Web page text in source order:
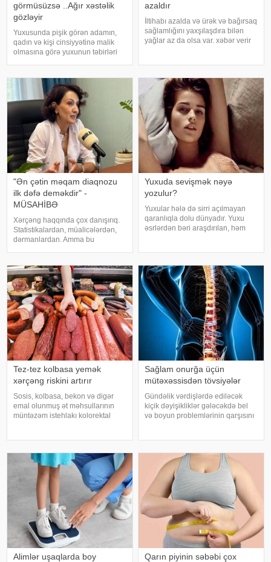
görmüsüzsə ..Ağır xəstəlik
gözləyir
Yuxusunda pişik görən adamın,
qadın və kişi cinsiyyətinə malik
olmasına görə yuxunun təbirləri
həyatında diqqətsiz bir şəxsiyyətə
sahib olduğu, ətrafındak
azaldır
İltihabı azalda və ürək və bağırsaq
sağlamlığını yaxşılaşdıra bilən
yağlar az da olsa var. xəbər verir
preslənmiş kətan toxumlarında
"Ən çətin məqam diaqnozu
ilk dəfə deməkdir" -
MÜSAHİBƏ
Xərçəng haqqında çox danışırıq.
Statistikalardan, müalicələrdən,
dərmanlardan. Amma bu
qorxularından, ümidlərindən,
yanlış bildiklərindən daha az
danışırıq. Elə buna gör
Yuxuda sevişmək nəyə
yozulur?
Yuxular hələ də sirri açılmayan
qaranlıqla dolu dünyadır. Yuxu
əsrlərdən bəri araşdırılan, həm
rəngarəng yuxular bəzən də
cinsəlikl
Tez-tez kolbasa yemək
xərçəng riskini artırır
Sosis, kolbasa, bekon və digər
emal olunmuş ət məhsullarının
müntəzəm istehlakı kolorektal
Nazirliyinin Milli Kliniki
Endokrinologiy
Sağlam onurğa üçün
mütəxəssisdən tövsiyələr
Gündəlik vərdişlərdə ediləcək
kiçik dəyişikliklər gələcəkdə bel
və boyun problemlərinin qarşısını
duruş onurğanın sağlam
qalmasınd
Alimlər uşaqlarda boy
Qarın piyinin səbəbi çox